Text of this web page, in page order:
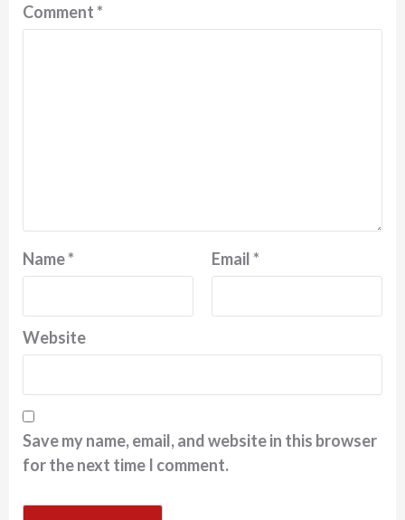
Comment*
Name* Email*
Website
Save my name, email, and website in this browser
for the next time I comment.